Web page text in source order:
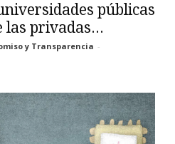
públicas
las privadas...
y Transparencia -